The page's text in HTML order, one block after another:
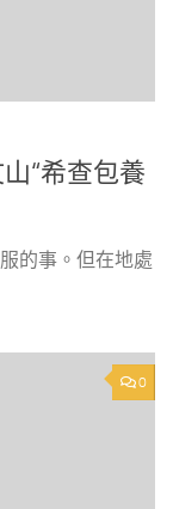
“希查包養
的事。但在地處
0